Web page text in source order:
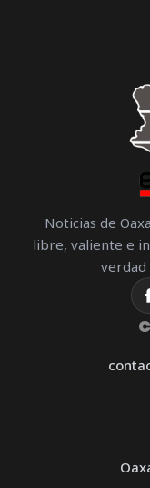
Noticias de
libre, valiente e
verdad